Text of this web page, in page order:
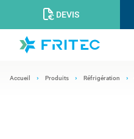
DEVIS
Accueil Produits Réfrigération